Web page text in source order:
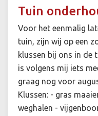
Tuin
Voor het eenmalig
tuin, zijn wij op een
klussen bij ons in de
is volgens mij iets
graag nog voor
Klussen: - gras
weghalen -